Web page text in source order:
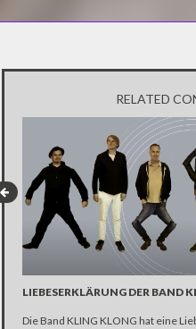
RELATED
LIEBESERKLÄRUNG DER BAND
Die Band KLING KLONG hat eine